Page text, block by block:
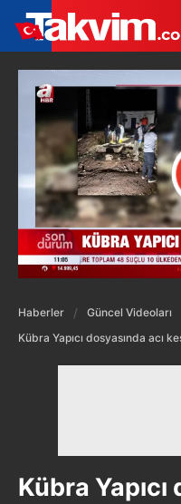
Haberler
Güncel Videoları
Kübra Yapıcı dosyasında acı
Kübra Yapıcı